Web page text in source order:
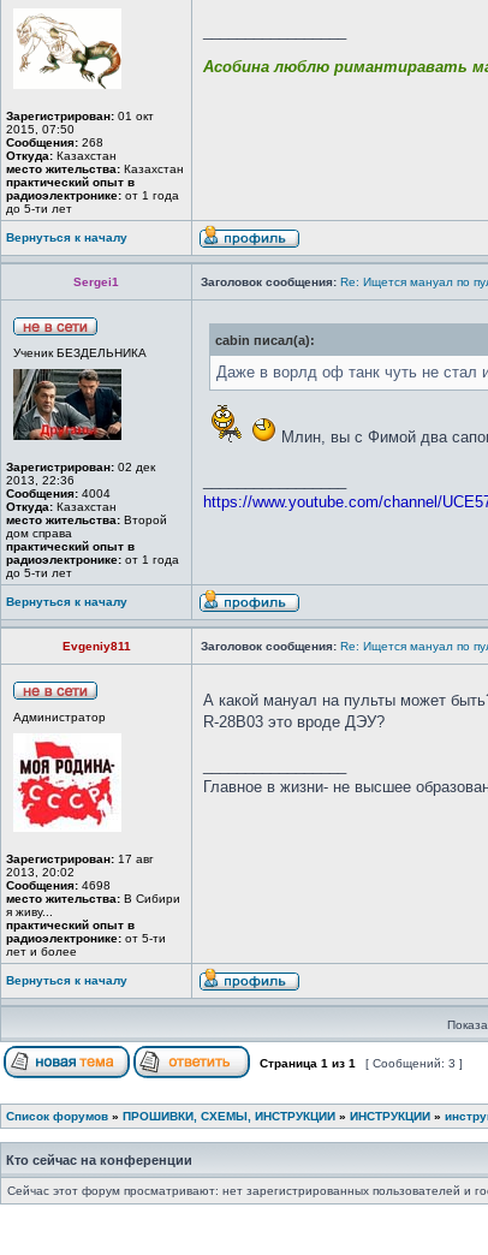
Зарегистрирован: 01 окт
2015, 07:50
Сообщения: 268
Откуда: Казахстан
место жительства: Казахстан
практический опыт в
радиоэлектронике: от 1 года
до 5-ти лет
Асобина люблю римантиравать
Вернуться к началу
Sergei1 Заголовок сообщения: Re: Ищется мануал по
Ученик БЕЗДЕЛЬНИКА
Зарегистрирован: 02 дек
2013, 22:36
Сообщения: 4004
Откуда: Казахстан
место жительства: Второй
дом справа
практический опыт в
радиоэлектронике: от 1 года
до 5-ти лет
cabin писал(а):
Даже в ворлд оф танк чуть не стал
Млин, вы с Фимой два
https://www.youtube.com/channel/
Вернуться к началу
Evgeniy811 Заголовок сообщения: Re: Ищется мануал по
Администратор
Зарегистрирован: 17 авг
2013, 20:02
Сообщения: 4698
место жительства: В Сибири
я живу...
практический опыт в
радиоэлектронике: от 5-ти
лет и более
А какой мануал на пульты может
R-28B03 это вроде ДЭУ?
Главное в жизни- не высшее
Вернуться к началу
Страница 1 из 1 [ Сообщений: 3 ]
Список форумов » ПРОШИВКИ, СХЕМЫ, ИНСТРУКЦИИ » ИНСТРУКЦИИ »
Кто сейчас на конференции
Сейчас этот форум просматривают: нет зарегистрированных пользователей и